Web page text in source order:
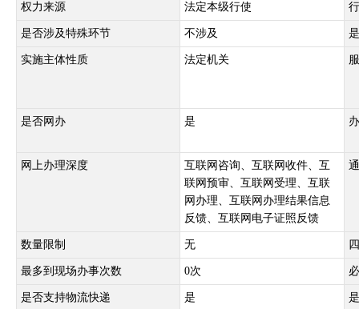
权力来源 法定本级行使
是否涉及特殊环节 不涉及
实施主体性质 法定机关
是否网办 是
网上办理深度
互联网咨询、互联网收件、互
联网预审、互联网受理、互联
网办理、互联网办理结果信息
反馈、互联网电子证照反馈
数量限制 无
最多到现场办事次数 0次
是否支持物流快递 是